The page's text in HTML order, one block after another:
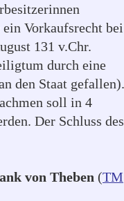
Vorkaufsrecht bei
131 v.Chr.
durch eine
den Staat gefallen).
soll in 4
Der Schluss des
von Theben (TM